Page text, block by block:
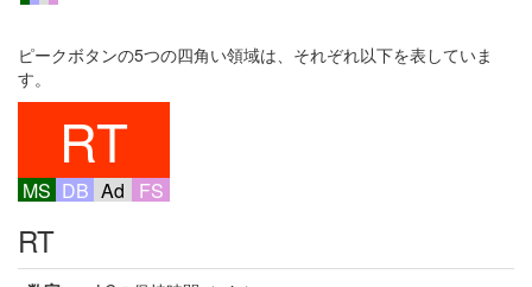
ピークボタンの5つの四角い領域は、それぞれ以下を表していま
す。
RT
MS DB Ad FS
RT